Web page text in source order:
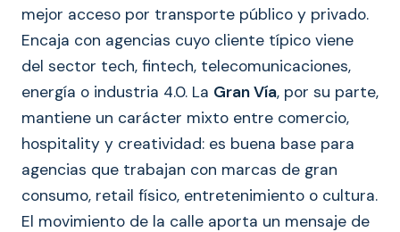
mejor acceso por transporte público y privado.
Encaja con agencias cuyo cliente típico viene
del sector tech, fintech, telecomunicaciones,
energía o industria 4.0. La Gran Vía, por su parte,
mantiene un carácter mixto entre comercio,
hospitality y creatividad: es buena base para
agencias que trabajan con marcas de gran
consumo, retail físico, entretenimiento o cultura.
El movimiento de la calle aporta un mensaje de